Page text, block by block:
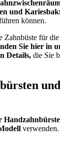
und
können.
Zahnbüste für
Sie hier in
Details, die Sie